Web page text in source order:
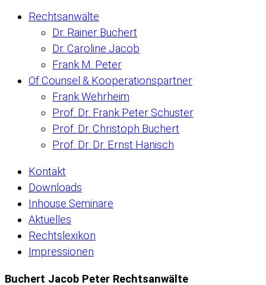
Rechtsanwälte
Dr. Rainer Buchert
Dr. Caroline Jacob
Frank M. Peter
Of Counsel & Kooperationspartner
Frank Wehrheim
Prof. Dr. Frank Peter Schuster
Prof. Dr. Christoph Buchert
Prof. Dr. Dr. Ernst Hanisch
Kontakt
Downloads
Inhouse Seminare
Aktuelles
Rechtslexikon
Impressionen
Buchert Jacob Peter Rechtsanwälte